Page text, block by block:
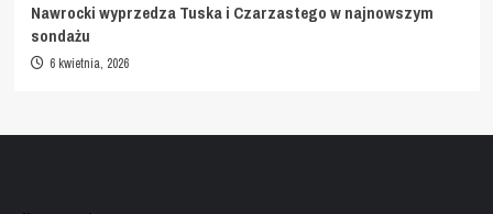
Nawrocki wyprzedza Tuska i Czarzastego w najnowszym
sondażu
6 kwietnia, 2026